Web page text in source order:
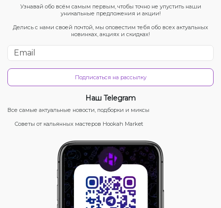
Узнавай обо всём самым первым, чтобы точно не упустить наши
уникальные предложения и акции!
Делись с нами своей почтой, мы оповестим тебя обо всех актуальных
новинках, акциях и скидках!
Подписаться на рассылку
Наш Telegram
Все самые актуальные новости, подборки и миксы
Советы от кальянных мастеров Hookah Market